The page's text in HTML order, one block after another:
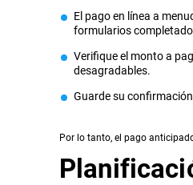
El pago en línea a
formularios
Verifique el monto a
desagradables.
Guarde su
Por lo tanto, el pago